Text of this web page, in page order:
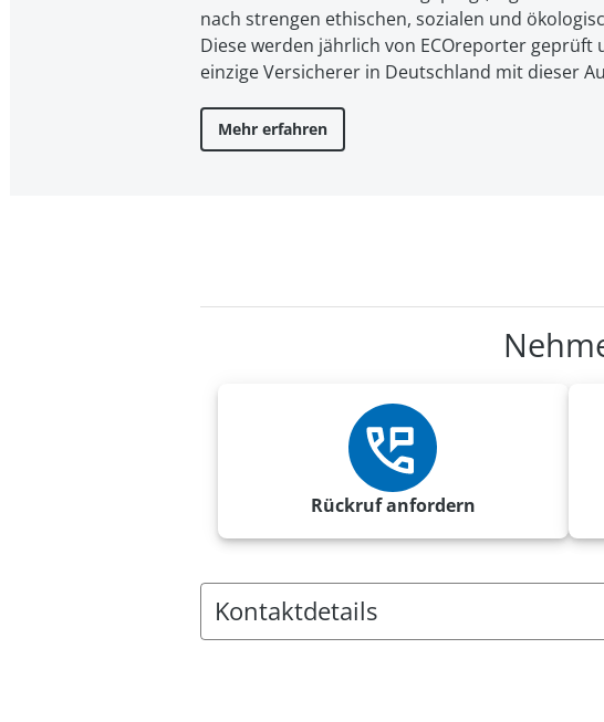
nach strengen ethischen, sozialen und
Diese werden jährlich von ECOreporter geprüft
einzige Versicherer in Deutschland mit dieser
Mehr erfahren
Rückruf anfordern
Kontaktdetails